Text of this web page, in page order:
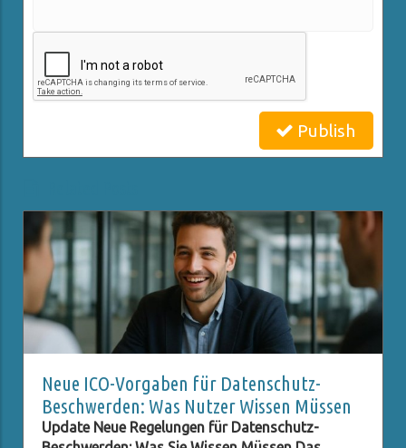
Publish
Neue ICO-Vorgaben für Datenschutz-
Beschwerden: Was Nutzer Wissen Müssen
Update Neue Regelungen für Datenschutz-